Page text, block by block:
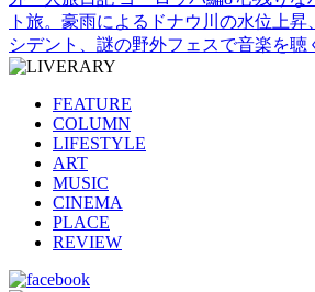
ト旅。豪雨によるドナウ川の水位上
シデント、謎の野外フェスで音楽を聴
FEATURE
COLUMN
LIFESTYLE
ART
MUSIC
CINEMA
PLACE
REVIEW